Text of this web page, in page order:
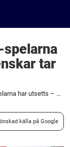
spelarna
tar
De 10 minst hatade NHL-spelarna har utsetts – och två svenskar tar plats på unika listan
källa på Google